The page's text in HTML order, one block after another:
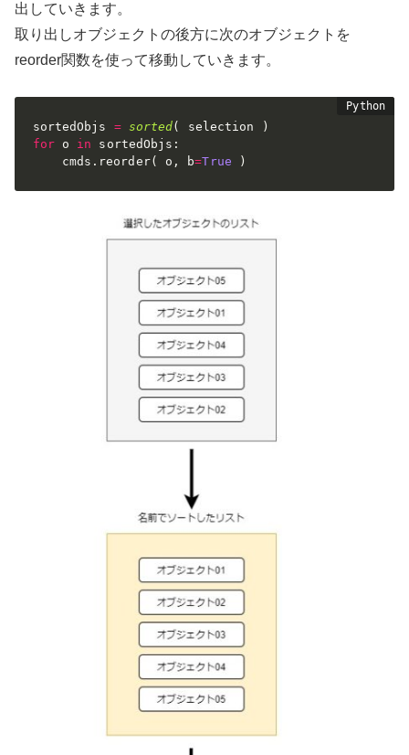
出していきます。
取り出しオブジェクトの後方に次のオブジェクトを
reorder関数を使って移動していきます。
sortedObjs = sorted( selection
)
for o in sortedObjs :
	cmds
. reorder( o , b=True )